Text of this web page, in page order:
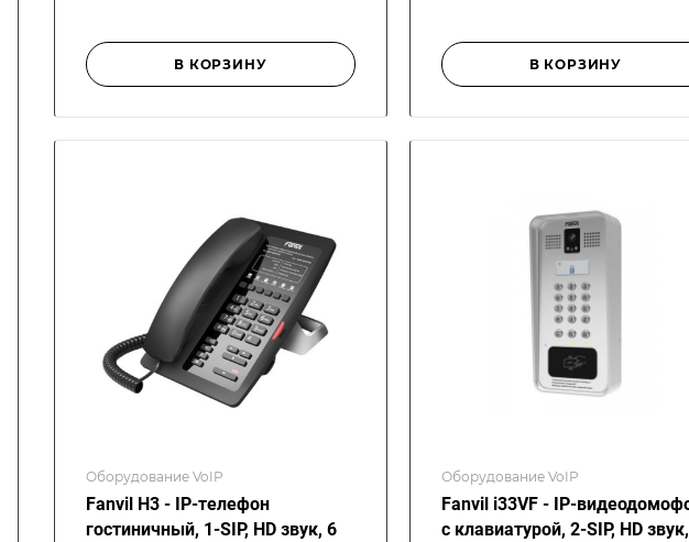
В КОРЗИНУ В КОРЗИНУ
Оборудование VoIP
Fanvil H3 - IP-телефон
гостиничный, 1-SIP, HD звук, 6
Оборудование VoIP
Fanvil i33VF - IP-
с клавиатурой, 2-SIP, HD